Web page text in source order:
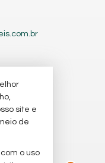
site e
de
o uso